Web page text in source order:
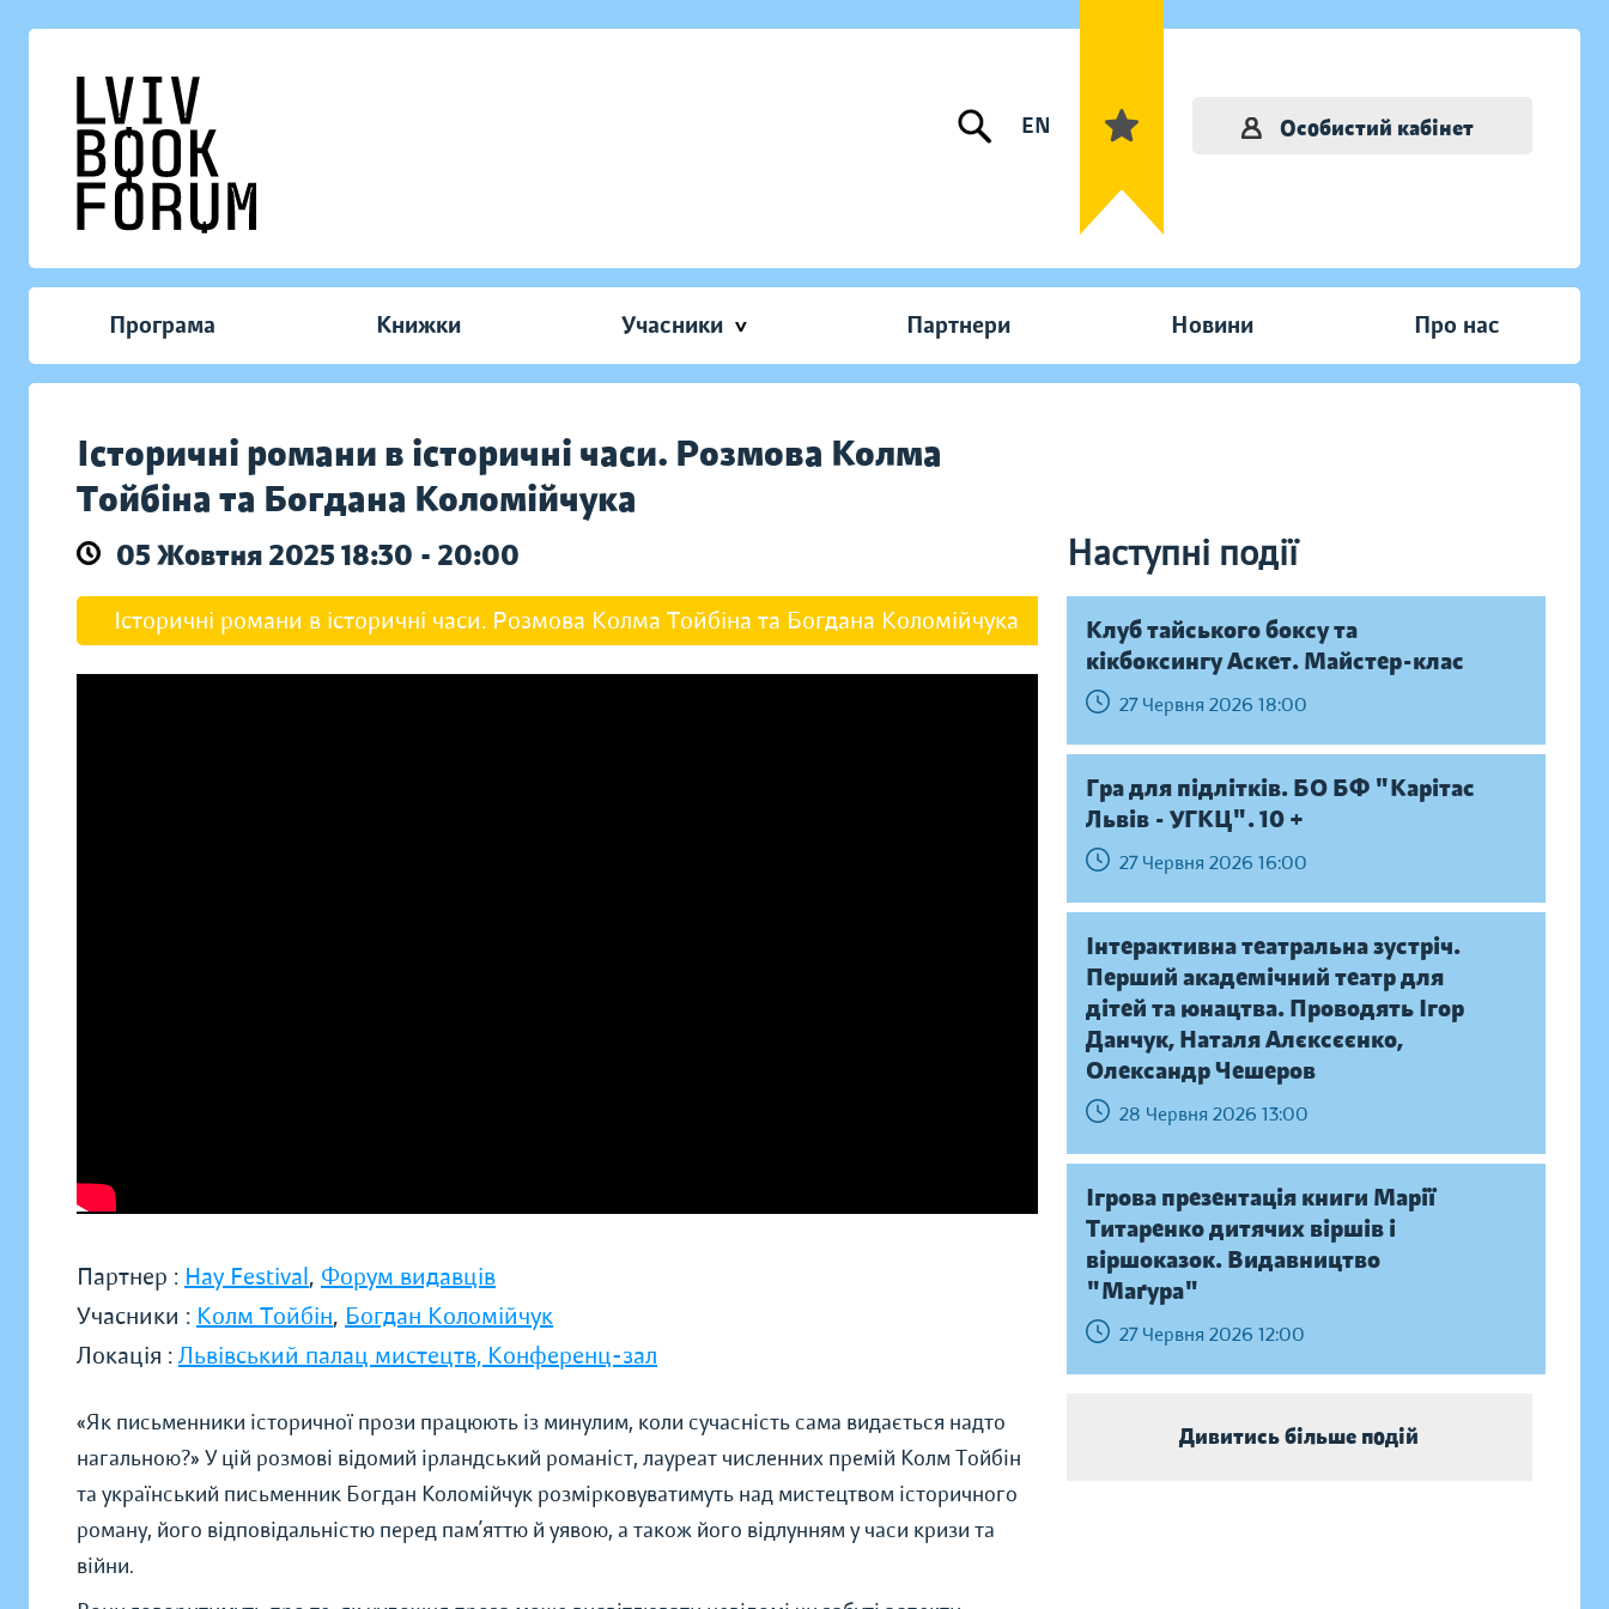
EN Особистий кабінет
Програма Книжки Учасники Партнери Новини Про нас
Історичні романи в історичні часи. Розмова Колма
Тойбіна та Богдана Коломійчука
05 Жовтня 2025 18:30 - 20:00 Наступні події
Історичні романи в історичні часи. Розмова Колма Тойбіна та Богдана Коломійчука
Партнер : Hay Festival, Форум видавців
Учасники : Колм Тойбін, Богдан Коломійчук
Локація : Львівський палац мистецтв, Конференц-зал
«Як письменники історичної прози працюють із минулим, коли сучасність сама видається надто
нагальною?» У цій розмові відомий ірландський романіст, лауреат численних премій Колм Тойбін
та український письменник Богдан Коломійчук розмірковуватимуть над мистецтвом історичного
роману, його відповідальністю перед пам’яттю й уявою, а також його відлунням у часи кризи та
війни.
Клуб тайського боксу та
кікбоксингу Аскет. Майстер-клас
27 Червня 2026 18:00
Гра для підлітків. БО БФ "Карітас
Львів - УГКЦ". 10 +
27 Червня 2026 16:00
Інтерактивна театральна зустріч.
Перший академічний театр для
дітей та юнацтва. Проводять Ігор
Данчук, Наталя Алєксєєнко,
Олександр Чешеров
28 Червня 2026 13:00
Ігрова презентація книги Марії
Титаренко дитячих віршів і
віршоказок. Видавництво
"Маґура"
27 Червня 2026 12:00
Дивитись більше подій